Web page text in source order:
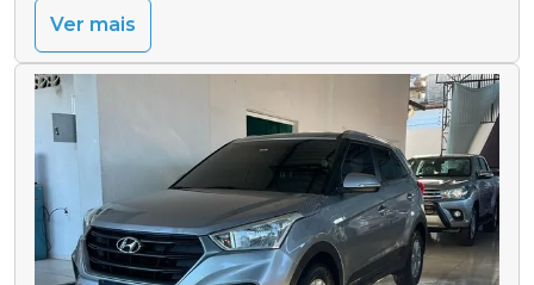
Ver mais